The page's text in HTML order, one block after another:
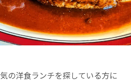
の洋食ランチを探している方に